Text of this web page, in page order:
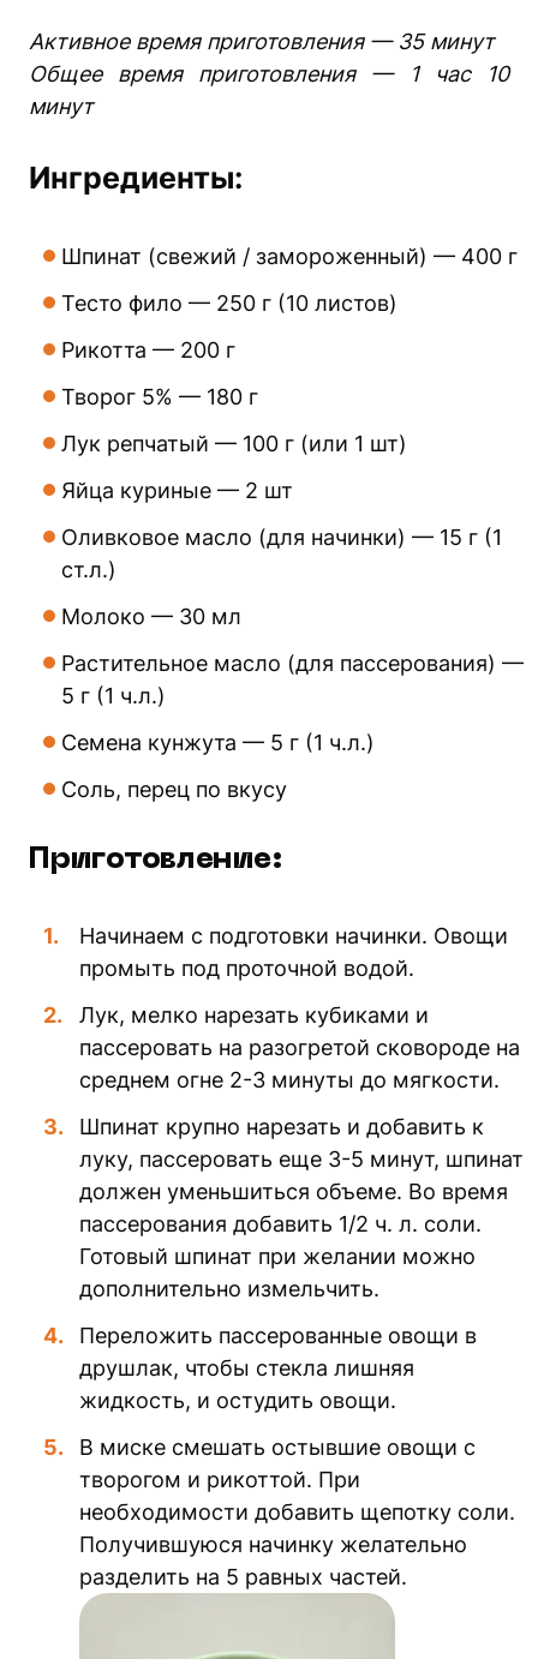
Активное время приготовления — 35 минут
Общее время приготовления — 1 час 10
минут
Ингредиенты:
Шпинат (свежий / замороженный) — 400 г
Тесто фило — 250 г (10 листов)
Рикотта — 200 г
Творог 5% — 180 г
Лук репчатый — 100 г (или 1 шт)
Яйца куриные — 2 шт
Оливковое масло (для начинки) — 15 г (1
ст.л.)
Молоко — 30 мл
Растительное масло (для пассерования) —
5 г (1 ч.л.)
Семена кунжута — 5 г (1 ч.л.)
Соль, перец по вкусу
Приготовление:
Начинаем с подготовки начинки. Овощи
промыть под проточной водой.
Лук, мелко нарезать кубиками и
пассеровать на разогретой сковороде на
среднем огне 2-3 минуты до мягкости.
Шпинат крупно нарезать и добавить к
луку, пассеровать еще 3-5 минут, шпинат
должен уменьшиться объеме. Во время
пассерования добавить 1/2 ч. л. соли.
Готовый шпинат при желании можно
дополнительно измельчить.
Переложить пассерованные овощи в
друшлак, чтобы стекла лишняя
жидкость, и остудить овощи.
В миске смешать остывшие овощи с
творогом и рикоттой. При
необходимости добавить щепотку соли.
Получившуюся начинку желательно
разделить на 5 равных частей.